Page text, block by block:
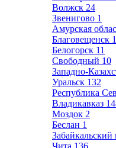
Волжск 24
Звенигово 1
Амурская
Благовещенск
Белогорск 11
Свободный 10
Западно-
Уральск 132
Республика
Владикавказ
Моздок 2
Беслан 1
Забайкальский
Чита 136